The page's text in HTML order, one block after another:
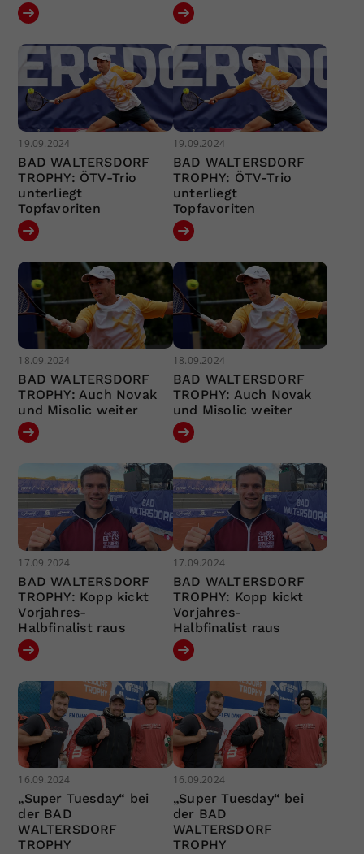
19.09.2024
BAD WALTERSDORF
TROPHY: ÖTV-Trio
unterliegt
Topfavoriten
19.09.2024
BAD WALTERSDORF
TROPHY: ÖTV-Trio
unterliegt
Topfavoriten
18.09.2024
BAD WALTERSDORF
TROPHY: Auch Novak
und Misolic weiter
18.09.2024
BAD WALTERSDORF
TROPHY: Auch Novak
und Misolic weiter
17.09.2024
BAD WALTERSDORF
TROPHY: Kopp kickt
Vorjahres-
Halbfinalist raus
17.09.2024
BAD WALTERSDORF
TROPHY: Kopp kickt
Vorjahres-
Halbfinalist raus
16.09.2024
„Super Tuesday“ bei
der BAD
WALTERSDORF
TROPHY
16.09.2024
„Super Tuesday“ bei
der BAD
WALTERSDORF
TROPHY